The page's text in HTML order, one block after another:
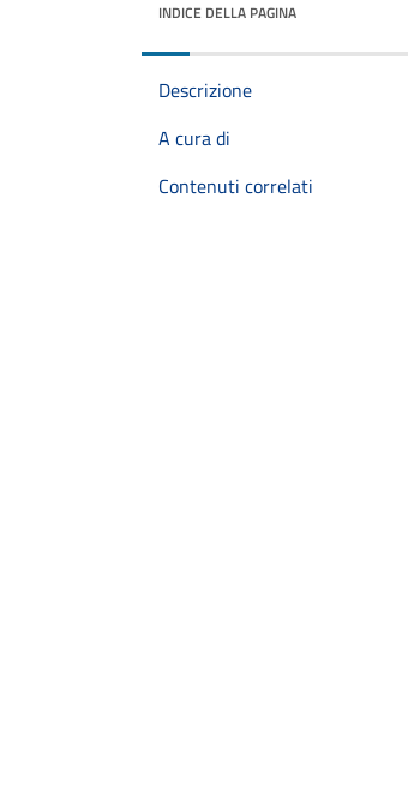
INDICE DELLA PAGINA
Descrizione
A cura di
Contenuti correlati